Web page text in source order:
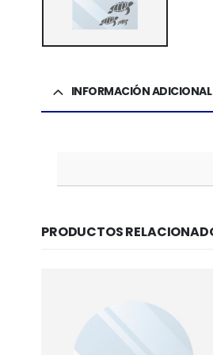
INFORMACIÓN ADICIONAL
PRODUCTOS